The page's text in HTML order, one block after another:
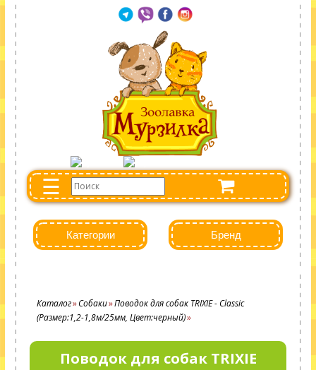
☰
Категории Бренд
Каталог Собаки Поводок для собак TRIXIE - Classic
(Размер:1,2-1,8м/25мм, Цвет:черный)
Поводок для собак TRIXIE